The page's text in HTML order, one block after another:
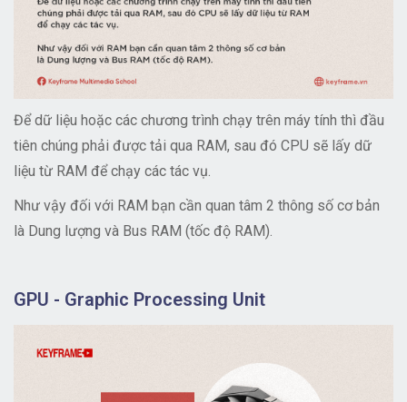
Để dữ liệu hoặc các chương trình chạy trên máy tính thì đầu
tiên chúng phải được tải qua RAM, sau đó CPU sẽ lấy dữ
liệu từ RAM để chạy các tác vụ.
Như vậy đối với RAM bạn cần quan tâm 2 thông số cơ bản
là Dung lượng và Bus RAM (tốc độ RAM).
GPU - Graphic Processing Unit